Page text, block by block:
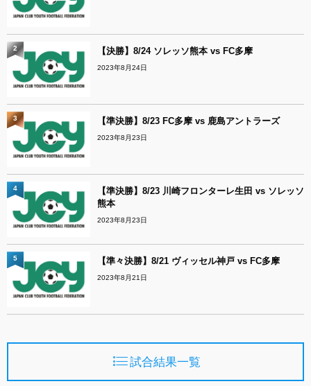
【決勝】8/24 ソレッソ熊本 vs FC多摩
2023年8月24日
2
【準決勝】8/23 FC多摩 vs 鹿島アントラーズ
2023年8月23日
3
【準決勝】8/23 川崎フロンターレ生田 vs ソレッソ
熊本
2023年8月23日
4
【準々決勝】8/21 ヴィッセル神戸 vs FC多摩
2023年8月21日
5
試合結果一覧